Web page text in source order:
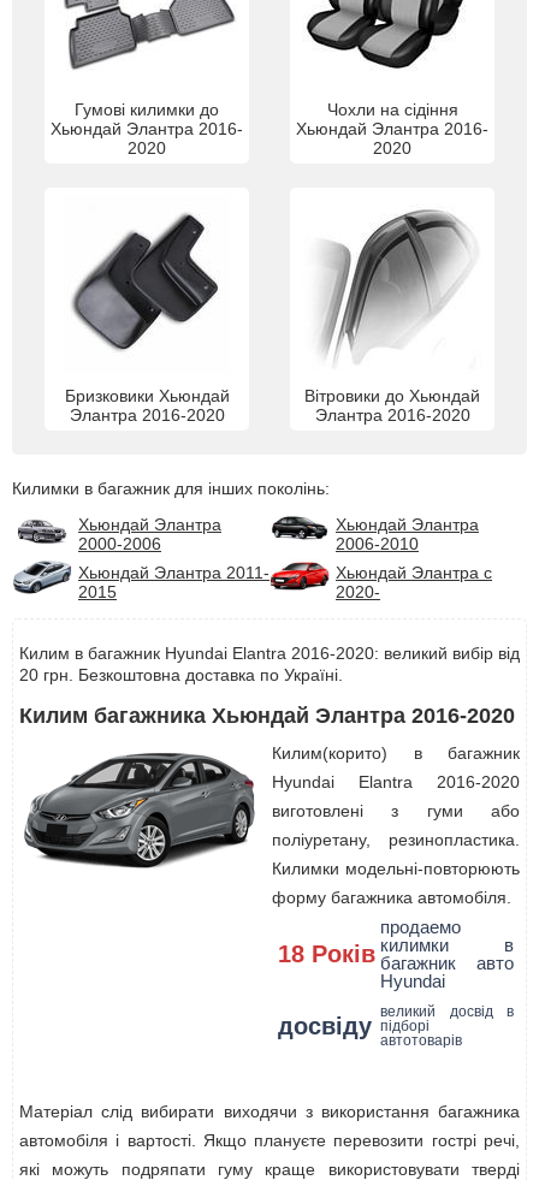
Гумові килимки до
Хьюндай Элантра 2016-
2020
Чохли на сідіння
Хьюндай Элантра 2016-
2020
Бризковики Хьюндай
Элантра 2016-2020
Вітровики до Хьюндай
Элантра 2016-2020
Килимки в багажник для інших поколінь:
Хьюндай Элантра
2000-2006
Хьюндай Элантра
2006-2010
Хьюндай Элантра 2011-
2015
Хьюндай Элантра с
2020-
Килим в багажник Hyundai Elantra 2016-2020: великий вибір від
20 грн. Безкоштовна доставка по Україні.
Килим багажника Хьюндай Элантра 2016-2020
Килим(корито) в багажник
Hyundai Elantra 2016-2020
виготовлені з гуми або
поліуретану, резинопластика.
Килимки модельні-повторюють
форму багажника автомобіля.
18 Років
продаемо
килимки в
багажник авто
Hyundai
досвіду
великий досвід в
підборі
автотоварів
Матеріал слід вибирати виходячи з використання багажника
автомобіля і вартості. Якщо плануєте перевозити гострі речі,
які можуть подряпати гуму краще використовувати тверді